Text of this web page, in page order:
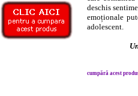
deschis
emoționale
adolescent.
cumpără acest